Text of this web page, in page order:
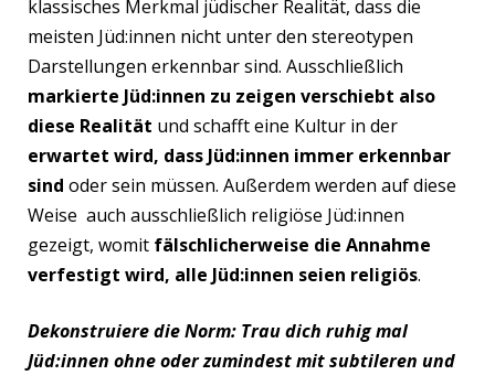
klassisches Merkmal jüdischer Realität, dass die
meisten Jüd:innen nicht unter den stereotypen
Darstellungen erkennbar sind. Ausschließlich
markierte Jüd:innen zu zeigen verschiebt also
diese Realität und schafft eine Kultur in der
erwartet wird, dass Jüd:innen immer erkennbar
sind oder sein müssen. Außerdem werden auf diese
Weise auch ausschließlich religiöse Jüd:innen
gezeigt, womit fälschlicherweise die Annahme
verfestigt wird, alle Jüd:innen seien religiös.
Dekonstruiere die Norm: Trau dich ruhig mal
Jüd:innen ohne oder zumindest mit subtileren und